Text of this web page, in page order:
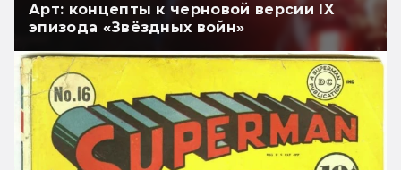
Арт: концепты к черновой версии IX
эпизода «Звёздных войн»